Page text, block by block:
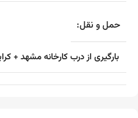
حمل و نقل:
بارگیری از درب کارخانه مشهد +